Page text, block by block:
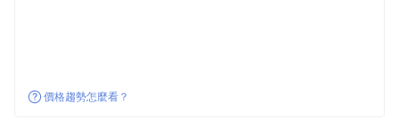
價格趨勢怎麼看？